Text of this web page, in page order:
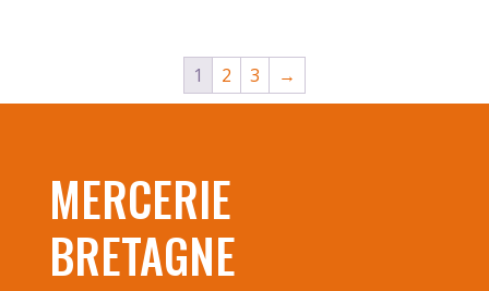
3.00 €
4.00 €
1 2 3 →
MERCERIE
BRETAGNE